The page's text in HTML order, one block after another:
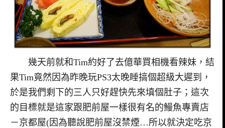
幾天前就和Tim約好了去億華買相機看辣妹，結
果Tim竟然因為昨晚玩PS3太晚睡搞個超級大遲到，
於是我們剩下的三人只好趕快先來填個肚子；這次
的目標就是這家跟肥前屋一樣很有名的鰻魚專賣店
－京都屋(因為聽說肥前屋沒禁煙…所以就決定吃京